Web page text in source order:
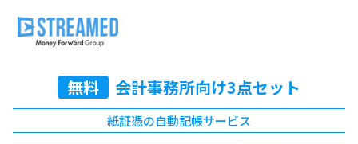
無料 会計事務所向け3点セット
紙証憑の自動記帳サービス